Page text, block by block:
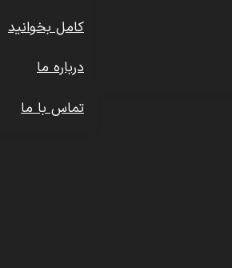
کامل بخوانید
درباره ما
تماس با ما